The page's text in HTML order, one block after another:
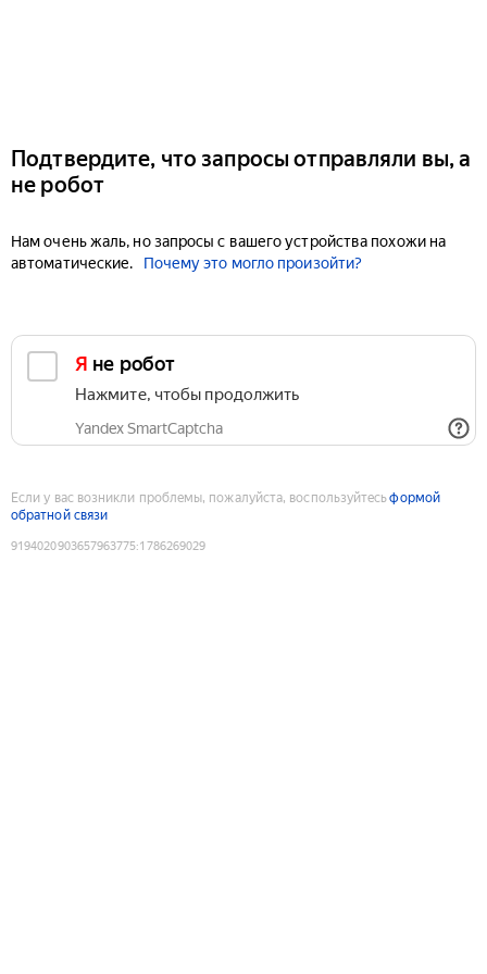
Подтвердите, что запросы отправляли вы, а
не робот
Нам очень жаль, но запросы с вашего устройства похожи на
автоматические.
Почему это могло произойти?
Я не робот
Нажмите, чтобы продолжить
Yandex SmartCaptcha
Если у вас возникли проблемы, пожалуйста, воспользуйтесьформой
обратной связи
9194020903657963775:1786269029